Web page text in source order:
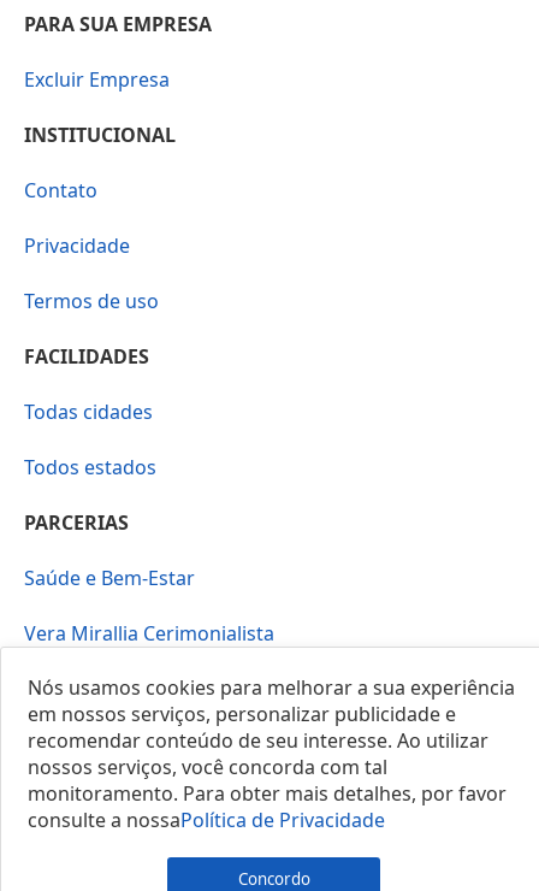
PARA SUA EMPRESA
Excluir Empresa
INSTITUCIONAL
Contato
Privacidade
Termos de uso
FACILIDADES
Todas cidades
Todos estados
PARCERIAS
Saúde e Bem-Estar
Vera Mirallia Cerimonialista
© 2025 Locais do Brasil
Nós usamos cookies para melhorar a sua experiência
em nossos serviços, personalizar publicidade e
recomendar conteúdo de seu interesse. Ao utilizar
nossos serviços, você concorda com tal
monitoramento. Para obter mais detalhes, por favor
consulte a nossaPolítica de Privacidade
Concordo